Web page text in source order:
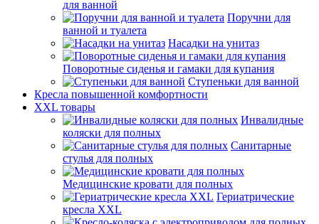
для ванной
Поручни для
ванной и туалета
Насадки на унитаз
Поворотные сиденья и гамаки для купания
Ступеньки для ванной
Кресла повышенной комфортности
XXL товары
Инвалидные
коляски для полных
Санитарные
стулья для полных
Медицинские кровати для полных
Гериатрические
кресла XXL